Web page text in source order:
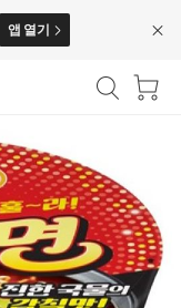
앱 열기
닫